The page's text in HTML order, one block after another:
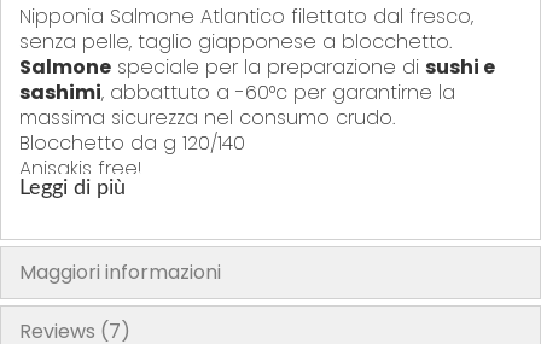
Nipponia Salmone Atlantico filettato dal fresco,
senza pelle, taglio giapponese a blocchetto.
Salmone speciale per la preparazione di sushi e
sashimi, abbattuto a -60°c per garantirne la
massima sicurezza nel consumo crudo.
Blocchetto da g 120/140
Anisakis free!
prodotto pari al fresco:
1) liberare il trancio dalla busta e sciacquarlo
sotto acqua corrente.
Leggi di più
Maggiori informazioni
Reviews 7